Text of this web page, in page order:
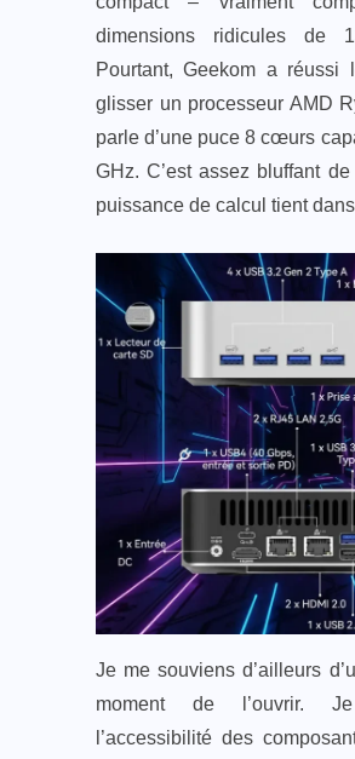
dimensions ridicules de
Pourtant, Geekom a réussi
glisser un processeur AMD
parle d’une puce 8 cœurs
GHz. C’est assez bluffant
puissance de calcul tient
Je me souviens d’ailleurs
moment de l’ouvrir.
l’accessibilité des